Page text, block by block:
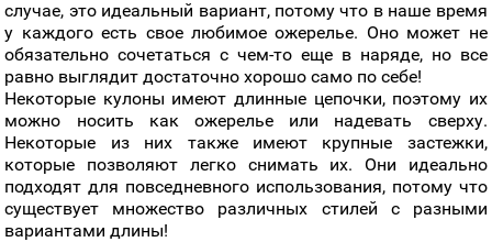
случае, это идеальный вариант, потому что в наше время
у каждого есть свое любимое ожерелье. Оно может не
обязательно сочетаться с чем-то еще в наряде, но все
равно выглядит достаточно хорошо само по себе!
Некоторые кулоны имеют длинные цепочки, поэтому их
можно носить как ожерелье или надевать сверху.
Некоторые из них также имеют крупные застежки,
которые позволяют легко снимать их. Они идеально
подходят для повседневного использования, потому что
существует множество различных стилей с разными
вариантами длины!